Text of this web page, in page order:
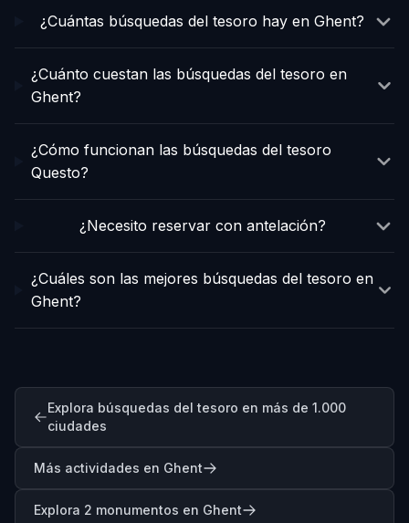
¿Cuántas búsquedas del tesoro hay en Ghent?
¿Cuánto cuestan las búsquedas del tesoro en
Ghent?
¿Cómo funcionan las búsquedas del tesoro
Questo?
¿Necesito reservar con antelación?
¿Cuáles son las mejores búsquedas del tesoro en
Ghent?
Explora búsquedas del tesoro en más de 1.000
ciudades
Más actividades en Ghent
Explora 2 monumentos en Ghent